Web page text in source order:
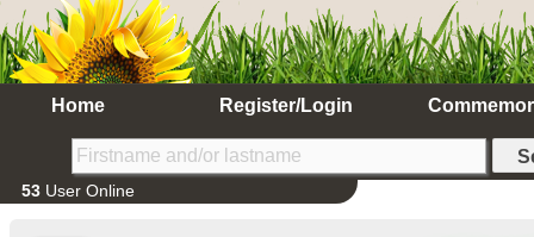
Home Register/Login
53 User Online